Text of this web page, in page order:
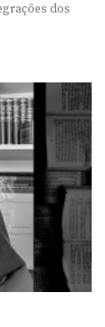
dos